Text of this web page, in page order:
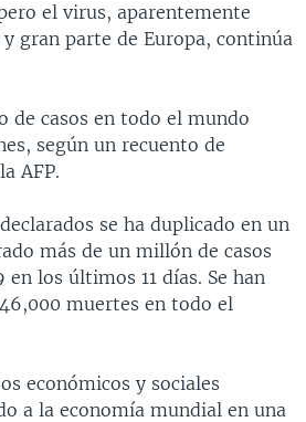
el virus, aparentemente
gran parte de Europa, continúa
de casos en todo el mundo
según un recuento de
AFP.
se ha duplicado en un
más de un millón de casos
en los últimos 11 días. Se han
muertes en todo el
económicos y sociales
a la economía mundial en una